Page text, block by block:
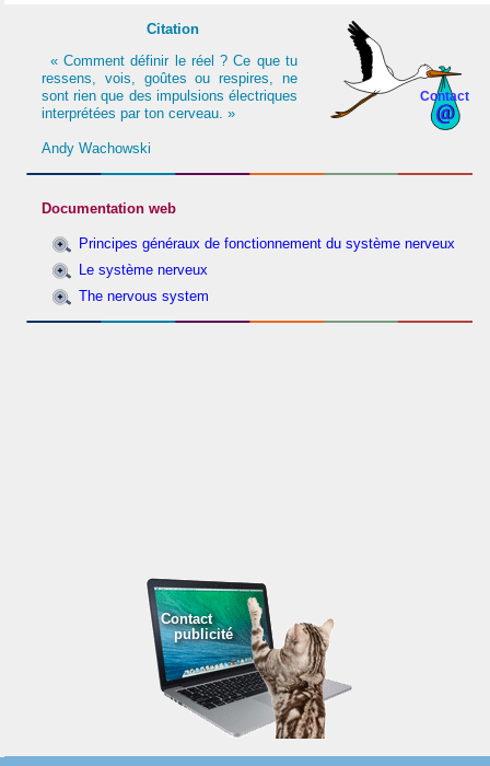
Contact
Citation
« Comment définir le réel ? Ce que tu
ressens, vois, goûtes ou respires, ne
sont rien que des impulsions électriques
interprétées par ton cerveau. »
Andy Wachowski
Documentation web
Principes généraux de fonctionnement du système nerveux
Le système nerveux
The nervous system
Contact
publicité